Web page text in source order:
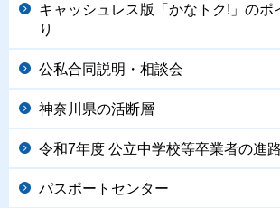
キャッシュレス版「かなトク!」のポ
り
公私合同説明・相談会
神奈川県の活断層
令和7年度 公立中学校等卒業者の進
パスポートセンター